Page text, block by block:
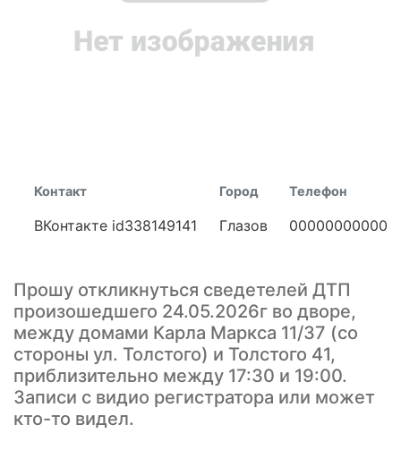
Контакт
ВКонтакте id338149141
Город
Глазов
Телефон
00000000000
Прошу откликнуться сведетелей ДТП
произошедшего 24.05.2026г во дворе,
между домами Карла Маркса 11/37 (со
стороны ул. Толстого) и Толстого 41,
приблизительно между 17:30 и 19:00.
Записи с видио регистратора или может
кто-то видел.